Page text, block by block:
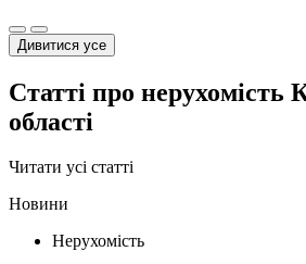
Дивитися усе
Статті про нерухомість
області
Читати усі статті
Новини
Нерухомість